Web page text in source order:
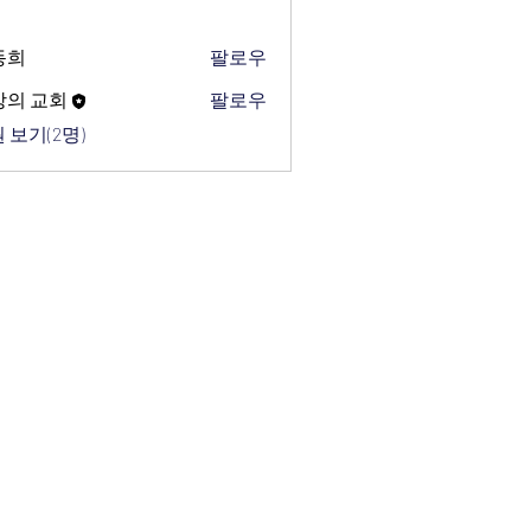
희
팔로우
의 교회
팔로우
보기(2명)